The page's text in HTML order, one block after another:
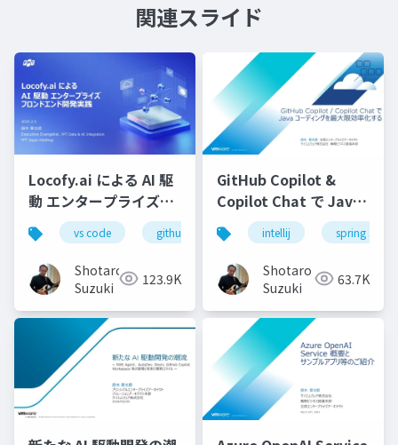
関連スライド
Locofy.ai による AI 駆
動 エンタープライズフ
ロンドエンド開発実践-
s
vs code github copilot gemini locofy.ai
Shotaro
Suzuki
123.9K
GitHub Copilot &
Copilot Chat で Java
コーディングを最大限
効率化する-配布用
intellij spring starter
Shotaro
Suzuki
63.7K